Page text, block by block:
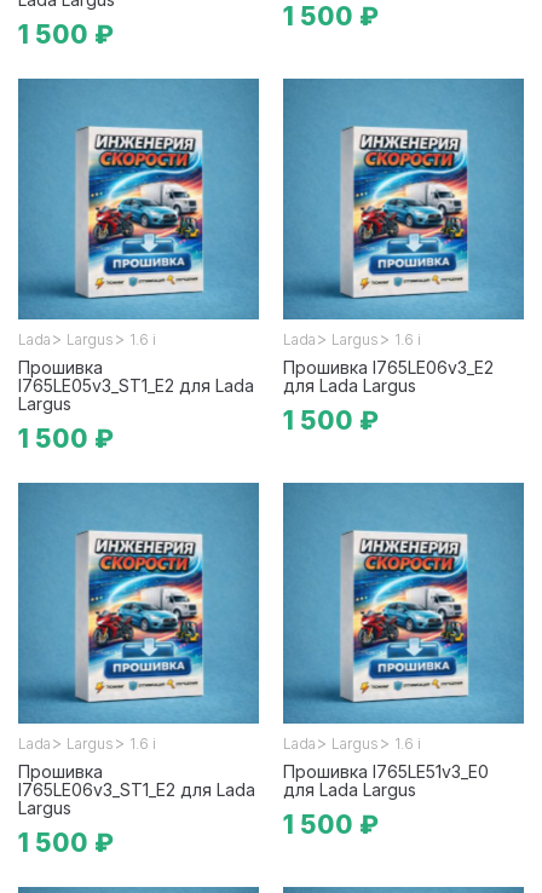
1 500 ₽
1 500 ₽
Lada > Largus > 1.6 i
Прошивка
I765LE05v3_ST1_E2 для Lada
Largus
1 500 ₽
Lada > Largus > 1.6 i
Прошивка I765LE06v3_E2
для Lada Largus
1 500 ₽
Lada > Largus > 1.6 i
Прошивка
I765LE06v3_ST1_E2 для Lada
Largus
1 500 ₽
Lada > Largus > 1.6 i
Прошивка I765LE51v3_E0
для Lada Largus
1 500 ₽